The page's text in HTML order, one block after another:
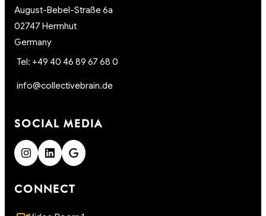
August-Bebel-Straße 6a
02747 Herrnhut
Germany
Tel: +49 40 46 89 67 68 0
info@collectivebrain.de
SOCIAL MEDIA
CONNECT